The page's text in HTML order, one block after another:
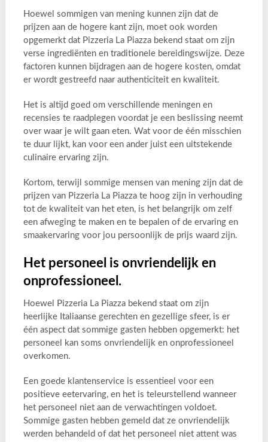
Hoewel sommigen van mening kunnen zijn dat de
prijzen aan de hogere kant zijn, moet ook worden
opgemerkt dat Pizzeria La Piazza bekend staat om zijn
verse ingrediënten en traditionele bereidingswijze. Deze
factoren kunnen bijdragen aan de hogere kosten, omdat
er wordt gestreefd naar authenticiteit en kwaliteit.
Het is altijd goed om verschillende meningen en
recensies te raadplegen voordat je een beslissing neemt
over waar je wilt gaan eten. Wat voor de één misschien
te duur lijkt, kan voor een ander juist een uitstekende
culinaire ervaring zijn.
Kortom, terwijl sommige mensen van mening zijn dat de
prijzen van Pizzeria La Piazza te hoog zijn in verhouding
tot de kwaliteit van het eten, is het belangrijk om zelf
een afweging te maken en te bepalen of de ervaring en
smaakervaring voor jou persoonlijk de prijs waard zijn.
Het personeel is onvriendelijk en
onprofessioneel.
Hoewel Pizzeria La Piazza bekend staat om zijn
heerlijke Italiaanse gerechten en gezellige sfeer, is er
één aspect dat sommige gasten hebben opgemerkt: het
personeel kan soms onvriendelijk en onprofessioneel
overkomen.
Een goede klantenservice is essentieel voor een
positieve eetervaring, en het is teleurstellend wanneer
het personeel niet aan de verwachtingen voldoet.
Sommige gasten hebben gemeld dat ze onvriendelijk
werden behandeld of dat het personeel niet attent was